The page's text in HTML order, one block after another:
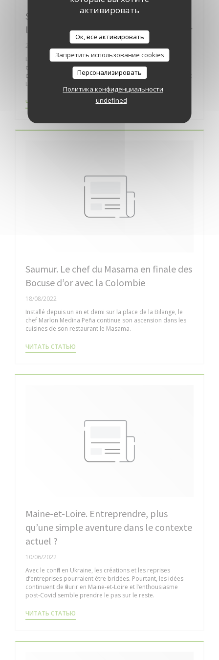
активировать
Ок, все активировать
Запретить использование cookies
Персонализировать
Политика конфиденциальности
undefined
Saumur. Coachée par un chef saumurois,
la Colombie termine 16e des Bocuse d’or
26/01/2023
L’équipe de Colombie a pris la 16e place des Bocuse d’or
qui viennent de se dérouler à Lyon (Rhône). Elle était
coachée et entraînée par Marlon Medina, chef du restaurant
Le Masama à Saumur.
ЧИТАТЬ СТАТЬЮ ((ОТКРЫВАЕТСЯ В НОВОМ ОКНЕ))
Saumur. Le chef du Masama en finale des
Bocuse d’or avec la Colombie
18/08/2022
Installé depuis un an et demi sur la place de la Bilange, le
chef Marlon Medina Peña continue son ascension dans les
cuisines de son restaurant le Masama.
ЧИТАТЬ СТАТЬЮ
Maine-et-Loire. Entreprendre, plus
qu’une simple aventure dans le contexte
actuel ?
10/06/2022
Avec le conflit en Ukraine, les créations et les reprises
d’entreprises pourraient être bridées. Pourtant, les idées
continuent de fleurir en Maine-et-Loire et l’enthousiasme
post-Covid semble prendre le pas sur le reste.
ЧИТАТЬ СТАТЬЮ